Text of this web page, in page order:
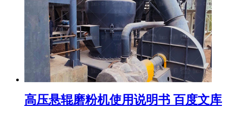
高压悬辊磨粉机使用说明书 百度文库